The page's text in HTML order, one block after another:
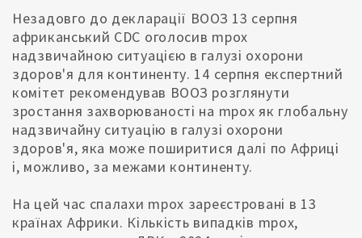
Незадовго до декларації ВООЗ 13 серпня
африканський CDC оголосив mpox
надзвичайною ситуацією в галузі охорони
здоров'я для континенту. 14 серпня експертний
комітет рекомендував ВООЗ розглянути
зростання захворюваності на mpox як глобальну
надзвичайну ситуацію в галузі охорони
здоров'я, яка може поширитися далі по Африці
і, можливо, за межами континенту.
На цей час спалахи mpox зареєстровані в 13
країнах Африки. Кількість випадків mpox,